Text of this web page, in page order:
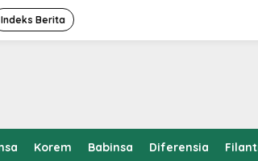
Indeks Berita
Korem Babinsa Diferensia